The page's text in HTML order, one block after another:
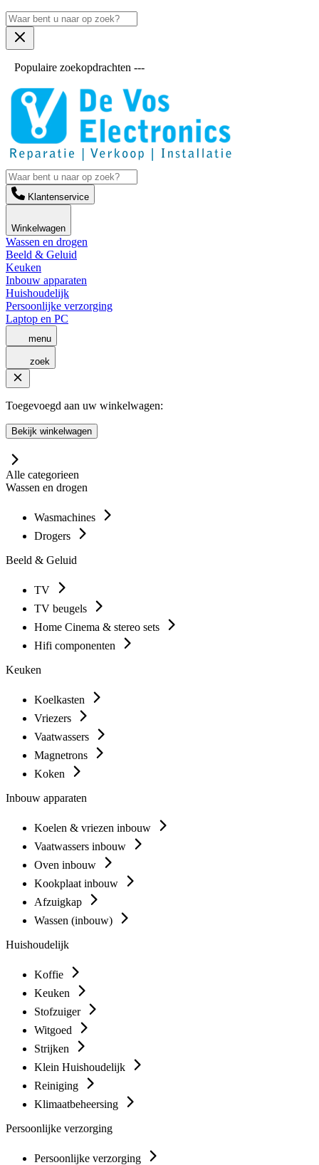
Populaire zoekopdrachten ---
Klantenservice
Winkelwagen
Wassen en drogen
Beeld & Geluid
Keuken
Inbouw apparaten
Huishoudelijk
Persoonlijke verzorging
Laptop en PC
menu
zoek
Toegevoegd aan uw winkelwagen:
Bekijk winkelwagen
Alle categorieen
Wassen en drogen
Wasmachines
Drogers
Beeld & Geluid
TV
TV beugels
Home Cinema & stereo sets
Hifi componenten
Keuken
Koelkasten
Vriezers
Vaatwassers
Magnetrons
Koken
Inbouw apparaten
Koelen & vriezen inbouw
Vaatwassers inbouw
Oven inbouw
Kookplaat inbouw
Afzuigkap
Wassen (inbouw)
Huishoudelijk
Koffie
Keuken
Stofzuiger
Witgoed
Strijken
Klein Huishoudelijk
Reiniging
Klimaatbeheersing
Persoonlijke verzorging
Persoonlijke verzorging